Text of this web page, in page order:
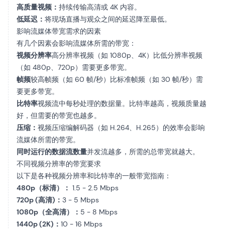
高质量视频： 持续传输高清或 4K 内容。
低延迟： 将现场直播与观众之间的延迟降至最低。
影响流媒体带宽需求的因素
有几个因素会影响流媒体所需的带宽：
视频分辨率高分辨率视频（如 1080p、4K）比低分辨率视频
（如 480p、720p）需要更多带宽。
帧频较高帧频（如 60 帧/秒）比标准帧频（如 30 帧/秒）需
要更多带宽。
比特率视频流中每秒处理的数据量。比特率越高，视频质量越
好，但需要的带宽也越多。
压缩： 视频压缩编解码器（如 H.264、H.265）的效率会影响
流媒体所需的带宽。
同时运行的数据流数量并发流越多，所需的总带宽就越大。
不同视频分辨率的带宽要求
以下是各种视频分辨率和比特率的一般带宽指南：
480p（标清）： 1.5 - 2.5 Mbps
720p (高清)： 3 - 5 Mbps
1080p（全高清）： 5 - 8 Mbps
1440p (2K)： 10 - 16 Mbps